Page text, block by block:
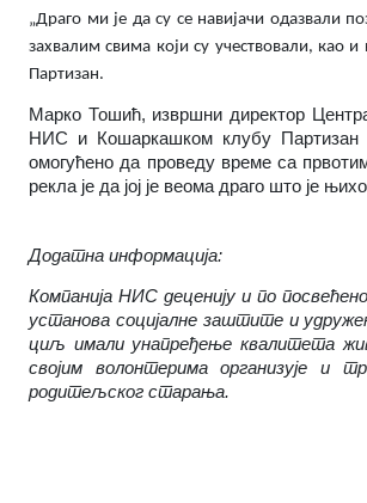
„Драго ми је да су се навијачи одазвали
захвалим свима који су учествовали,
Партизан.
Марко Тошић, извршни директор
НИС и Кошаркашком клубу Партизан
омогућено да проведу време са
рекла је да јој је веома драго што је
Додатна информација:
Компанија НИС деценију и по
установа социјалне заштите и
циљ имали унапређење квалитета
својим волонтерима организује и
родитељског старања.